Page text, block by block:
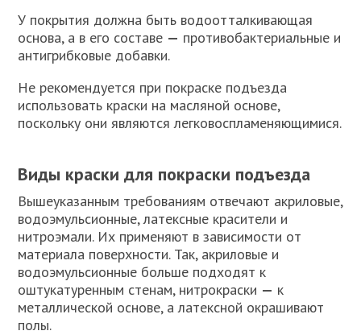
У покрытия должна быть водоотталкивающая
основа, а в его составе — противобактериальные и
антигрибковые добавки.
Не рекомендуется при покраске подъезда
использовать краски на масляной основе,
поскольку они являются легковоспламеняющимися.
Виды краски для покраски подъезда
Вышеуказанным требованиям отвечают акриловые,
водоэмульсионные, латексные красители и
нитроэмали. Их применяют в зависимости от
материала поверхности. Так, акриловые и
водоэмульсионные больше подходят к
оштукатуренным стенам, нитрокраски — к
металлической основе, а латексной окрашивают
полы.